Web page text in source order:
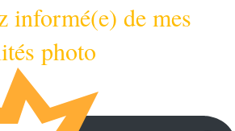
informé(e) de mes
photo